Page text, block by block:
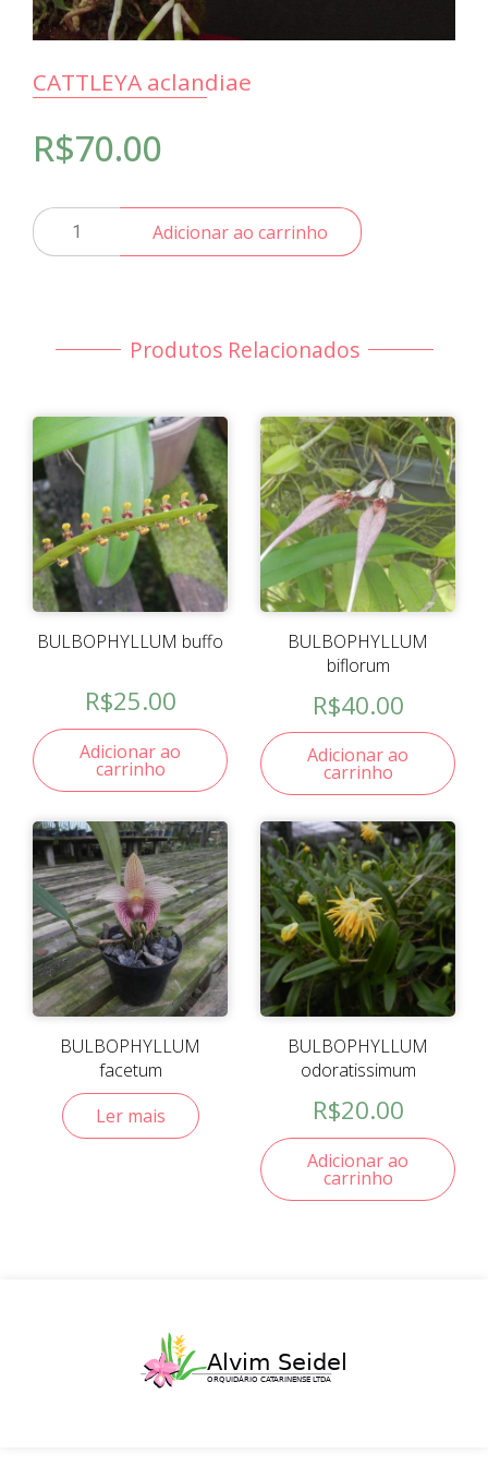
CATTLEYA aclandiae
R$70.00
CATTLEYA
aclandiae
Adicionar ao carrinho
Produtos Relacionados
BULBOPHYLLUM buffo
R$25.00
Adicionar ao
carrinho
BULBOPHYLLUM
biflorum
R$40.00
Adicionar ao
carrinho
BULBOPHYLLUM
facetum
Ler mais
BULBOPHYLLUM
odoratissimum
R$20.00
Adicionar ao
carrinho